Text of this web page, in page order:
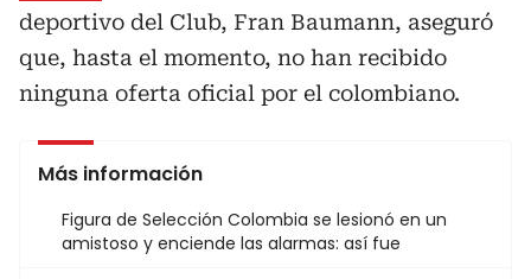
deportivo del Club, Fran Baumann, aseguró
que, hasta el momento, no han recibido
ninguna oferta oficial por el colombiano.
Más información
Figura de Selección Colombia se lesionó en un
amistoso y enciende las alarmas: así fue